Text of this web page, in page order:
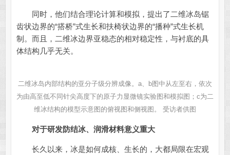
同时，他们结合理论计算和模拟，提出了二维冰岛锯
齿状边界的“搭桥”式生长和扶椅状边界的“播种”式生长机
制。而且，二维冰边界亚稳态的相对稳定性，与衬底的具
体结构几乎无关。
二维冰岛内部结构的亚分子级分辨成像。a、b图中从左至右，依次
为由高至低不同针尖高度下的原子力显微镜实验图和模拟图；c为二
维冰结构的模型示意图的俯视图和侧视图。 受访者供图
对于研发防结冰、润滑材料意义重大
长久以来，冰是如何成核、生长的，大都局限在宏观